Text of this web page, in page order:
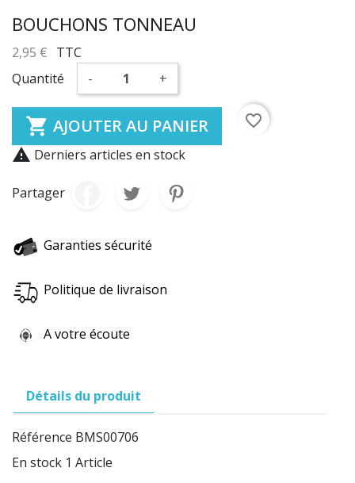
BOUCHONS TONNEAU
2,95 € TTC
Quantité
- +
 AJOUTER AU PANIER
favorite_border
 Derniers articles en stock
Partager
Garanties sécurité
Politique de livraison
A votre écoute
Détails du produit
Référence BMS00706
En stock 1 Article